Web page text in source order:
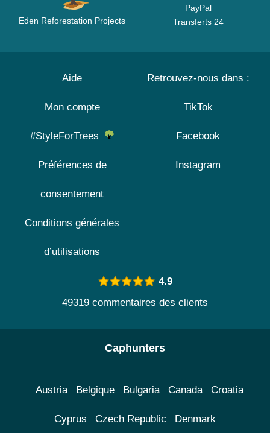
Eden Reforestation Projects
PayPal
Transferts 24
Aide
Mon compte
#StyleForTrees
Préférences de
consentement
Conditions générales
d’utilisations
Retrouvez-nous dans :
TikTok
Facebook
Instagram
4.9
49319 commentaires des clients
Caphunters
Austria Belgique Bulgaria Canada Croatia
Cyprus Czech Republic Denmark